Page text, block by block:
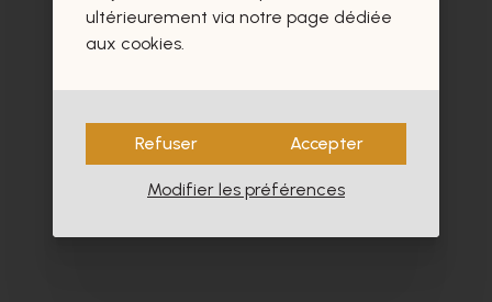
- 60%ultérieurement via notre page dédiée
aux cookies.
Refuser Accepter
Modifier les préférences